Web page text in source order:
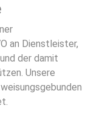
an Dienstleister,
der damit
Unsere